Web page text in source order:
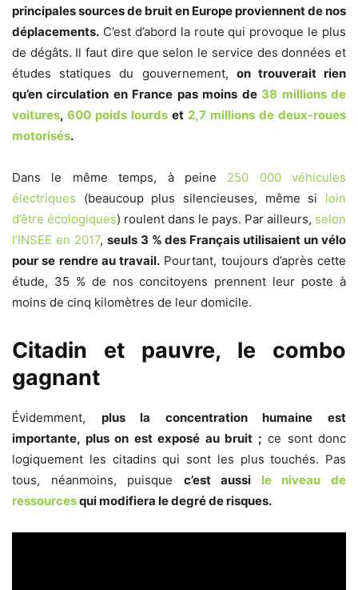
principales sources de bruit en Europe proviennent de nos
déplacements. C’est d’abord la route qui provoque le plus
de dégâts. Il faut dire que selon le service des données et
études statiques du gouvernement, on trouverait rien
qu’en circulation en France pas moins de 38 millions de
voitures, 600 poids lourds et 2,7 millions de deux-roues
motorisés.
Dans le même temps, à peine 250 000 véhicules
électriques (beaucoup plus silencieuses, même si loin
d’être écologiques) roulent dans le pays. Par ailleurs, selon
l’INSEE en 2017, seuls 3 % des Français utilisaient un vélo
pour se rendre au travail. Pourtant, toujours d’après cette
étude, 35 % de nos concitoyens prennent leur poste à
moins de cinq kilomètres de leur domicile.
Citadin et pauvre, le combo
gagnant
Évidemment, plus la concentration humaine est
importante, plus on est exposé au bruit ; ce sont donc
logiquement les citadins qui sont les plus touchés. Pas
tous, néanmoins, puisque c’est aussi le niveau de
ressourcesqui modifiera le degré de risques.